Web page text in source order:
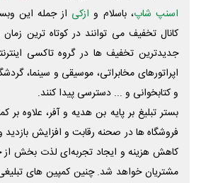
اسنپ شاپ، باسلام و ازکی از جمله این
کانال تخفیف می توانند در کوتاه ترین
جدیدترین تخفیف ها در گروه تاکسی
اپراتورهای مخابراتی، موسیقی و سینما،
و کتابخوانی و ... دسترسی پیدا کنند.
بستر تبلیغ بر پایه بن هدیه و آفر، علاوه
فروشگاه ها در صحنه رقابت و افزایش
کاهش هزینه و ایجاد تجربه‌ای لذت بخش از
مشتریان خواهد شد. چنین کمپین های